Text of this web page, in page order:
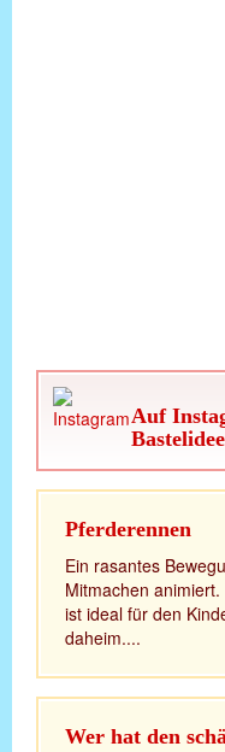
Auf
Pferderennen
Ein rasantes
Mitmachen
ist ideal für den
daheim....
Wer hat den